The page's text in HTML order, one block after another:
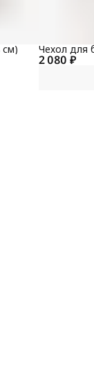
см)
2 080 ₽
Чехол для